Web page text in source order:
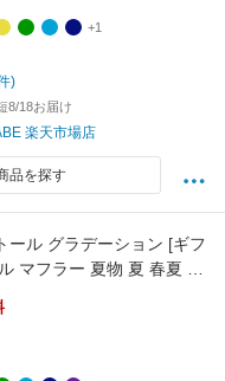
+1
)
8/18お届け
楽天市場店
品を探す
ール グラデーション [ギフ
マフラー 夏物 夏 春夏 冷
Stall Gift プレゼント 実